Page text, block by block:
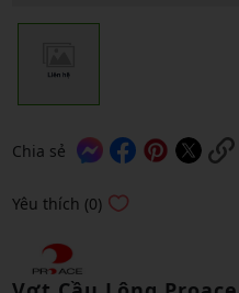
Chia sẻ
Yêu thích (0)